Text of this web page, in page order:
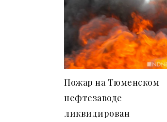
Пожар на Тюменском
нефтезаводе
ликвидирован